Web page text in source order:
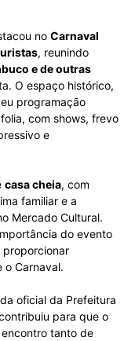
no Carnaval
, reunindo
e de outras
O espaço histórico,
programação
com shows, frevo
e
casa cheia, com
familiar e a
Mercado Cultural.
do evento
proporcionar
o Carnaval.
oficial da Prefeitura
para que o
tanto de